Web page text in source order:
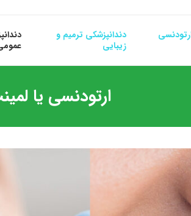
دندانپزشکی ترمیم و
زیبایی
ارتودنسی یا